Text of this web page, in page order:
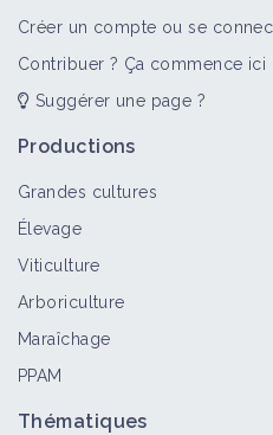
Maladie
Créer un compte ou se
Contribuer ? Ça commence ici !
Suggérer une page ?
Productions
Grandes cultures
Élevage
Viticulture
Arboriculture
Maraîchage
PPAM
Thématiques